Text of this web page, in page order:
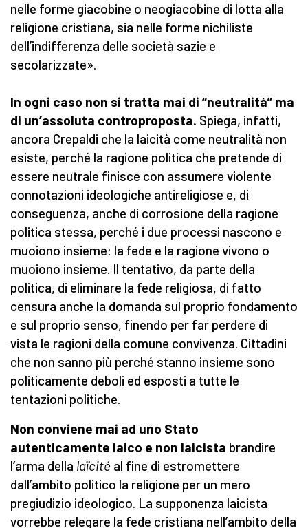
nelle forme giacobine o neogiacobine di lotta alla
religione cristiana, sia nelle forme nichiliste
dell’indifferenza delle società sazie e
secolarizzate».
In ogni caso non si tratta mai di “neutralità” ma
di un’assoluta controproposta. Spiega, infatti,
ancora Crepaldi che la laicità come neutralità non
esiste, perché la ragione politica che pretende di
essere neutrale finisce con assumere violente
connotazioni ideologiche antireligiose e, di
conseguenza, anche di corrosione della ragione
politica stessa, perché i due processi nascono e
muoiono insieme: la fede e la ragione vivono o
muoiono insieme. Il tentativo, da parte della
politica, di eliminare la fede religiosa, di fatto
censura anche la domanda sul proprio fondamento
e sul proprio senso, finendo per far perdere di
vista le ragioni della comune convivenza. Cittadini
che non sanno più perché stanno insieme sono
politicamente deboli ed esposti a tutte le
tentazioni politiche.
Non conviene mai ad uno Stato
autenticamente laico e non laicista brandire
l’arma della laïcité al fine di estromettere
dall’ambito politico la religione per un mero
pregiudizio ideologico. La supponenza laicista
vorrebbe relegare la fede cristiana nell’ambito della